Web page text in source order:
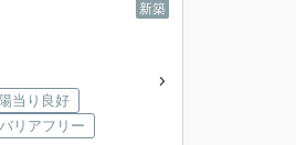
新築
陽当り良好
バリアフリー